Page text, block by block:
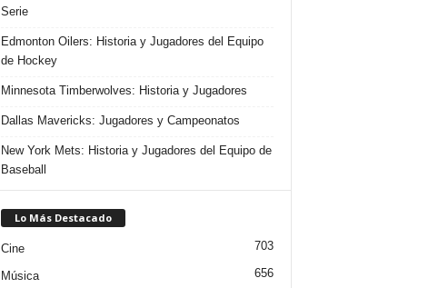
Serie
Edmonton Oilers: Historia y Jugadores del Equipo
de Hockey
Minnesota Timberwolves: Historia y Jugadores
Dallas Mavericks: Jugadores y Campeonatos
New York Mets: Historia y Jugadores del Equipo de
Baseball
Lo Más Destacado
Cine 703
Música 656